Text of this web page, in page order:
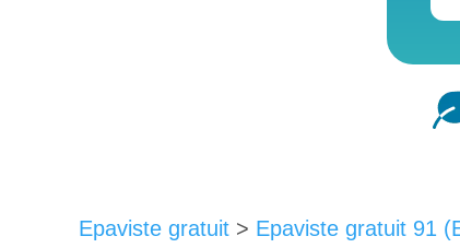
Epaviste gratuit > Epaviste gratuit 91